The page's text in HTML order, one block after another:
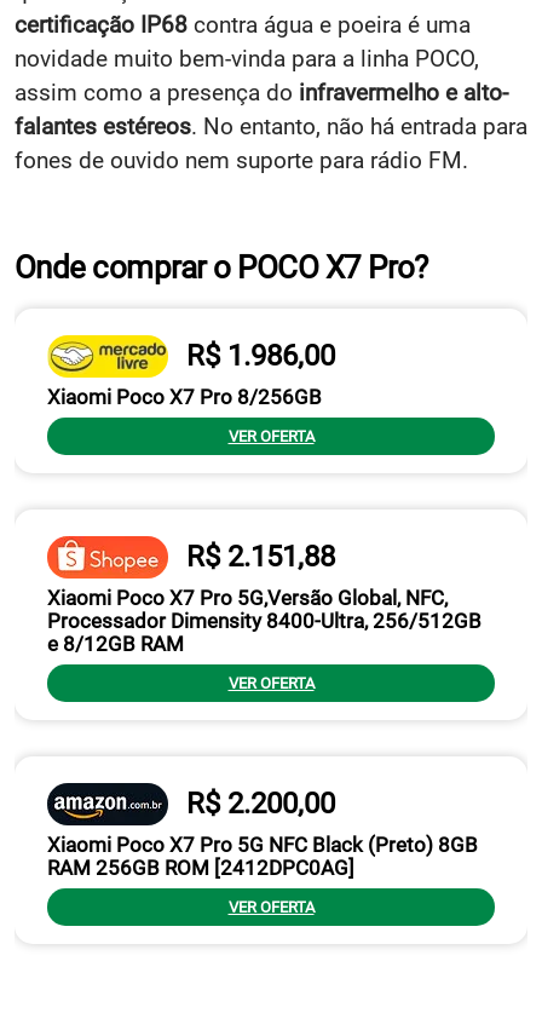
certificação IP68 contra água e poeira é uma
novidade muito bem-vinda para a linha POCO,
assim como a presença do infravermelho e alto-
falantes estéreos. No entanto, não há entrada para
fones de ouvido nem suporte para rádio FM.
Onde comprar o POCO X7 Pro?
R$ 1.986,00
Xiaomi Poco X7 Pro 8/256GB
VER OFERTA
R$ 2.151,88
Xiaomi Poco X7 Pro 5G,Versão Global, NFC,
Processador Dimensity 8400-Ultra, 256/512GB
e 8/12GB RAM
VER OFERTA
R$ 2.200,00
Xiaomi Poco X7 Pro 5G NFC Black (Preto) 8GB
RAM 256GB ROM [2412DPC0AG]
VER OFERTA